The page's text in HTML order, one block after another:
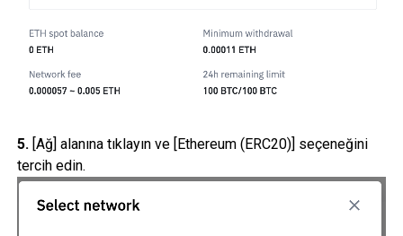
5. [Ağ] alanına tıklayın ve [Ethereum (ERC20)] seçeneğini
tercih edin.